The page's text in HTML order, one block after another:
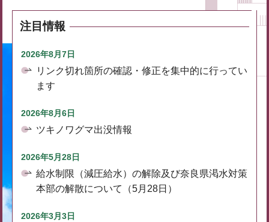
注目情報
2026年8月7日
リンク切れ箇所の確認・修正を集中的に行ってい
ます
2026年8月6日
ツキノワグマ出没情報
2026年5月28日
給水制限（減圧給水）の解除及び奈良県渇水対策
本部の解散について（5月28日）
2026年3月3日